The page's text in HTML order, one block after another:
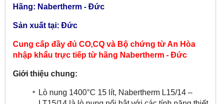
Hãng: Nabertherm - Đức
Sản xuất tại: Đức
Cung cấp đầy đủ CO,CQ và Bộ chứng từ An Hòa
nhập khẩu trực tiếp từ hãng Nabertherm - Đức
Giới thiệu chung:
Lò nung 1400°C 15 lít, Nabertherm L15/14 –